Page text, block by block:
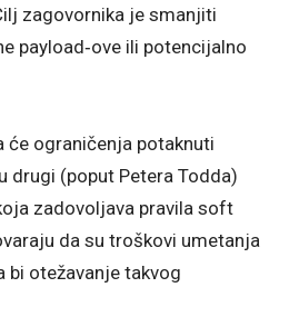
zagovornika je smanjiti
payload‑ove ili potencijalno
će ograničenja potaknuti
drugi (poput Petera Todda)
zadovoljava pravila soft
da su troškovi umetanja
bi otežavanje takvog